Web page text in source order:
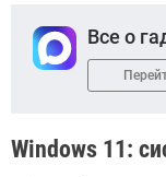
Все о
Windows 11: